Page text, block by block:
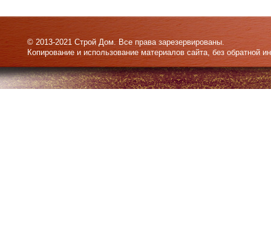
© 2013-2021 Строй Дом. Все права зарезервированы.
Копирование и использование материалов сайта, без обратной